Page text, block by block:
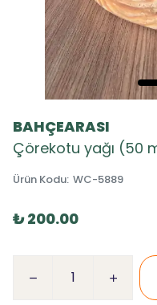
BAHÇEARASI
Çörekotu yağı (50
Ürün Kodu: WC-5889
₺ 200.00